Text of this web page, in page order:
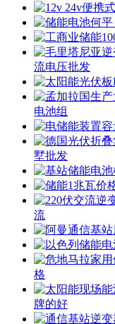
流电压批发
电池组
墅批发
流
格
牌的好